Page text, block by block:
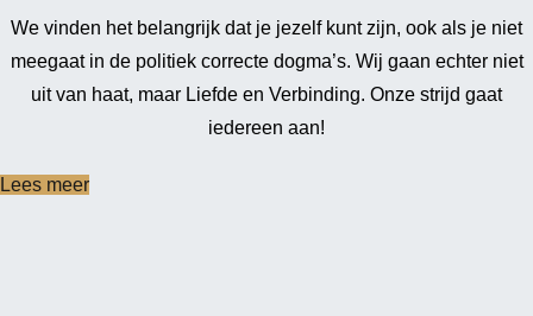
We vinden het belangrijk dat je jezelf kunt zijn, ook als je niet
meegaat in de politiek correcte dogma’s. Wij gaan echter niet
uit van haat, maar Liefde en Verbinding. Onze strijd gaat
iedereen aan!
Lees meer